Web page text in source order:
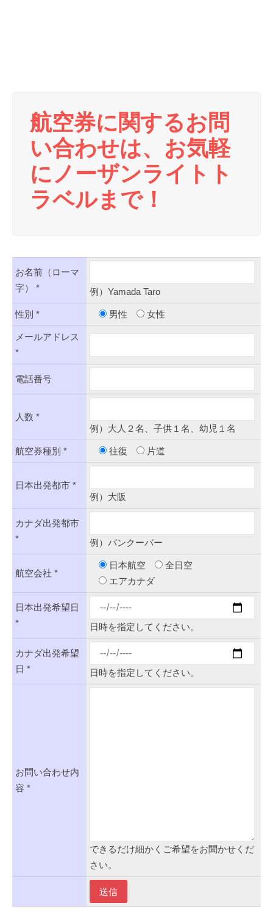
航空券に関するお問
い合わせは、お気軽
にノーザンライトト
ラベルまで！
お名前（ローマ
字） *
例）Yamada Taro
性別 * 男性 女性
メールアドレス
*
電話番号
人数 *
例）大人２名、子供１名、幼児１名
航空券種別 * 往復 片道
日本出発都市 *
例）大阪
カナダ出発都市
*
例）バンクーバー
航空会社 *
日本航空
全日空
エアカナダ
日本出発希望日
*
日時を指定してください。
カナダ出発希望
日 *
日時を指定してください。
お問い合わせ内
容 *
できるだけ細かくご希望をお聞かせくだ
さい。